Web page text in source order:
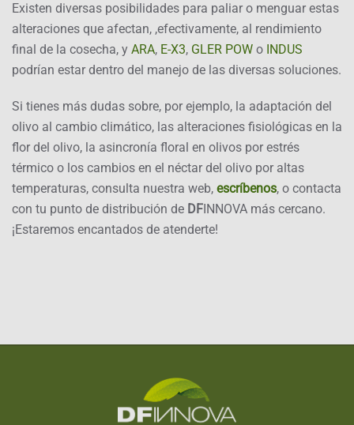
Existen diversas posibilidades para paliar o menguar estas
alteraciones que afectan, ,efectivamente, al rendimiento
final de la cosecha, y ARA, E-X3, GLER POW o INDUS
podrían estar dentro del manejo de las diversas soluciones.
Si tienes más dudas sobre, por ejemplo, la adaptación del
olivo al cambio climático, las alteraciones fisiológicas en la
flor del olivo, la asincronía floral en olivos por estrés
térmico o los cambios en el néctar del olivo por altas
temperaturas, consulta nuestra web, escríbenos, o contacta
con tu punto de distribución de DFINNOVA más cercano.
¡Estaremos encantados de atenderte!